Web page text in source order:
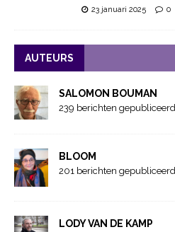
23 januari 2025 0
AUTEURS
SALOMON BOUMAN
239 berichten gepubliceerd
BLOOM
201 berichten gepubliceerd
LODY VAN DE KAMP